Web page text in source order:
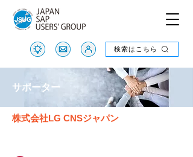
検索はこちら
検索はこちら
サポーター
株式会社LG CNSジャパン